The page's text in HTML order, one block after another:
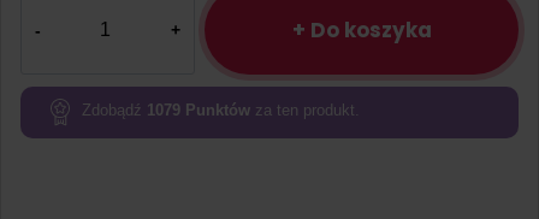
Shield
Dual
+ Do koszyka
Zdobądź 1079 Punktów za ten produkt.